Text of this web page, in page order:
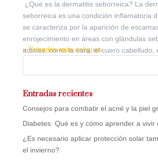
¿Qué es la dermatitis seborreica? La
seborreica es una condición inflamatoria
se caracteriza por la aparición de
enrojecimiento en áreas con glándulas
activas, como la cara, el cuero cabelludo,
« Entradas más antiguas
Entradas recientes
Consejos para combatir el acné y la piel
Diabetes. Qué es y cómo aprender a vivir
¿Es necesario aplicar protección solar
el invierno?